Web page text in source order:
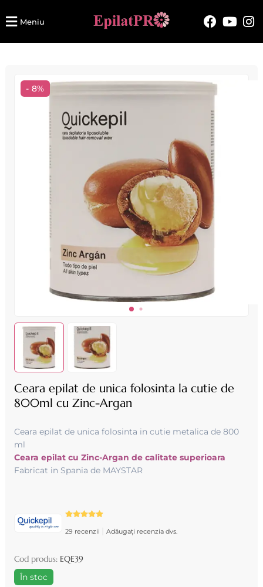
Meniu
- 8%
Ceara epilat de unica folosinta la cutie de
800ml cu Zinc-Argan
Ceara epilat de unica folosinta in cutie metalica de 800
ml
Ceara epilat cu Zinc-Argan de calitate superioara
Fabricat in Spania de MAYSTAR
29 recenzii Adăugați recenzia dvs.
Cod produs: EQE39
În stoc